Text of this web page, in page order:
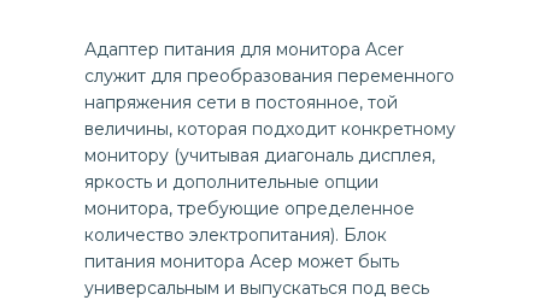
Адаптер питания для монитора Acer
служит для преобразования переменного
напряжения сети в постоянное, той
величины, которая подходит конкретному
монитору (учитывая диагональ дисплея,
яркость и дополнительные опции
монитора, требующие определенное
количество электропитания). Блок
питания монитора Асер может быть
универсальным и выпускаться под весь